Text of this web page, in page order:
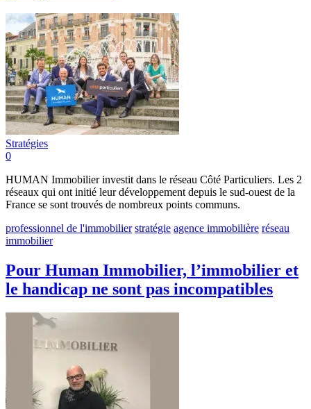
Stratégies
0
HUMAN Immobilier investit dans le réseau Côté Particuliers. Les 2
réseaux qui ont initié leur développement depuis le sud-ouest de la
France se sont trouvés de nombreux points communs.
professionnel de l'immobilier stratégie agence immobilière réseau
immobilier
Pour Human Immobilier, l’immobilier et
le handicap ne sont pas incompatibles